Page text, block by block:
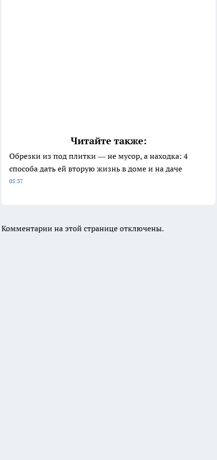
Читайте также:
Обрезки из под плитки — не мусор, а находка: 4
способа дать ей вторую жизнь в доме и на даче
05:37
Комментарии на этой странице отключены.